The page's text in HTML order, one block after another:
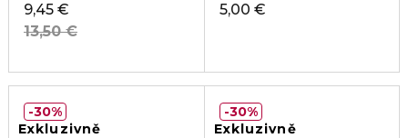
9,45 €
13,50 €
5,00 €
Exkluzivně
30%
Exkluzivně
30%